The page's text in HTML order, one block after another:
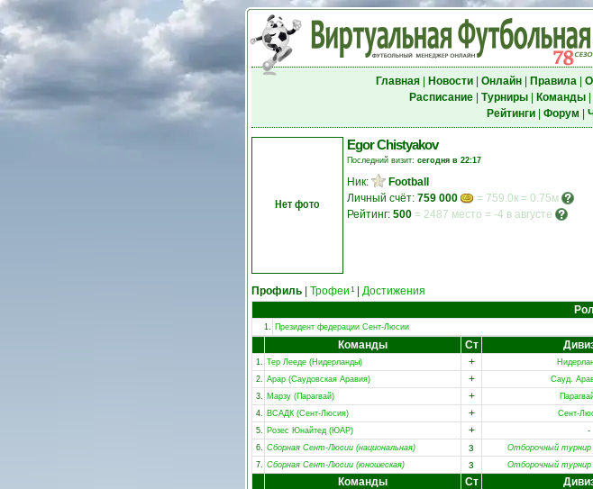
Главная| Новости| Онлайн| Правила|
Расписание| Турниры| Команды|
Рейтинги| Форум
Нет фото
Egor Chistyakov
Последний визит: сегодня в 22:17
Ник:
Football
Личный счёт: 759 000
= 759.0к = 0.75м
Рейтинг: 500 = 2487 место = -4 в августе
Профиль Трофеи 1 Достижения
1. Президент федерации Сент-Люсии
Команды Ст
1. Тер Лееде (Нидерланды) +
2. Арар (Саудовская Аравия) + Сауд.
3. Марзу (Парагвай) +
4. ВСАДК (Сент-Люсия) + Сент-
5. Розес Юнайтед (ЮАР) + -
6. Сборная Сент-Люсии (национальная) з Отборочный турнир
7. Сборная Сент-Люсии (юношеская) з Отборочный турнир
Команды Ст